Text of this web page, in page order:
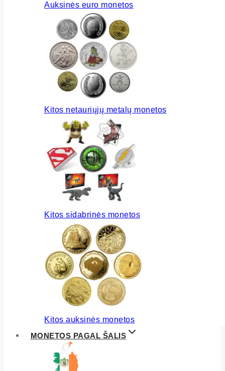
Auksinės euro monetos
Kitos netauriųjų metalų monetos
Kitos sidabrinės monetos
Kitos auksinės monetos
MONETOS PAGAL ŠALIS